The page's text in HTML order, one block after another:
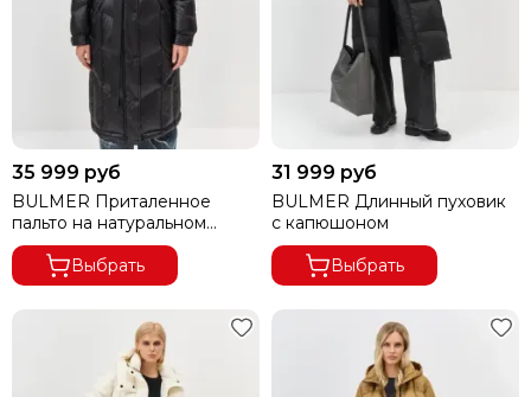
35 999 руб
BULMER Приталенное
пальто на натуральном
утеплителе
Выбрать
31 999 руб
BULMER Длинный пуховик
с капюшоном
Выбрать